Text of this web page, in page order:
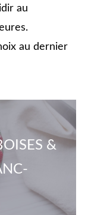
au
au dernier
&